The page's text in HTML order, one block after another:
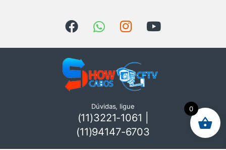
Dúvidas, ligue
(11)3221-1061 |
(11)94147-6703
0